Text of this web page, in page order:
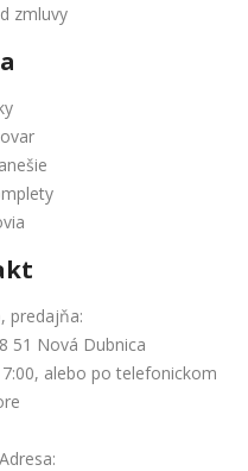
zmluvy
predajňa:
51 Nová Dubnica
alebo po telefonickom